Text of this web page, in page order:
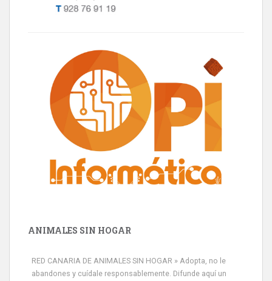
ANIMALES SIN HOGAR
RED CANARIA DE ANIMALES SIN HOGAR » Adopta, no le
abandones y cuídale responsablemente. Difunde aquí un